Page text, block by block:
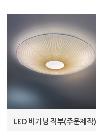
LED 비기닝 직부(주문제작)